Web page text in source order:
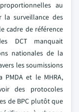
au
la surveillance des
cadre de référence
DCT manquait
nationales de la
les soumissions
PMDA et le MHRA,
des protocoles
de BPC plutôt que